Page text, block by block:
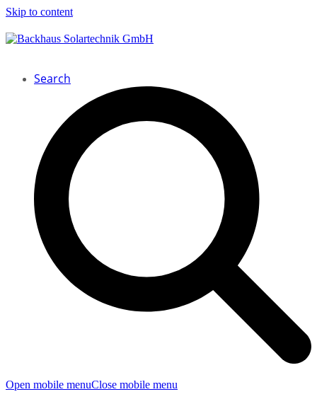
Skip to content
Search
Open mobile menuClose mobile menu